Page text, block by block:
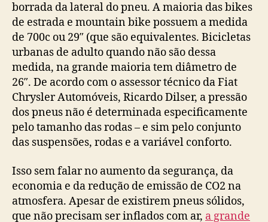
borrada da lateral do pneu. A maioria das bikes
de estrada e mountain bike possuem a medida
de 700c ou 29″ (que são equivalentes. Bicicletas
urbanas de adulto quando não são dessa
medida, na grande maioria tem diâmetro de
26″. De acordo com o assessor técnico da Fiat
Chrysler Automóveis, Ricardo Dilser, a pressão
dos pneus não é determinada especificamente
pelo tamanho das rodas – e sim pelo conjunto
das suspensões, rodas e a variável conforto.
Isso sem falar no aumento da segurança, da
economia e da redução de emissão de CO2 na
atmosfera. Apesar de existirem pneus sólidos,
que não precisam ser inflados com ar, a grande